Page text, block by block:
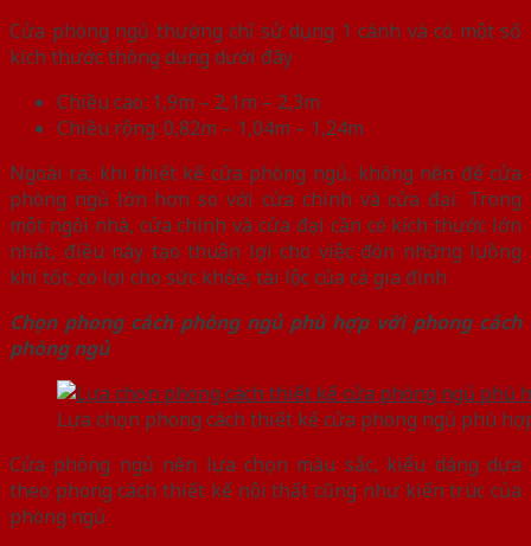
Cửa phòng ngủ thường chỉ sử dụng 1 cánh và có một số
kích thước thông dụng dưới đây
Chiều cao: 1,9m – 2,1m – 2,3m
Chiều rộng: 0,82m – 1,04m – 1,24m
Ngoài ra, khi thiết kế cửa phòng ngủ, không nên để cửa
phòng ngủ lớn hơn so với cửa chính và cửa đại. Trong
một ngôi nhà, cửa chính và cửa đại cần có kích thước lớn
nhất, điều này tạo thuận lợi cho việc đón những luồng
khí tốt, có lợi cho sức khỏe, tài lộc của cả gia đình
Chọn phong cách phòng ngủ phù hợp với phong cách
phòng ngủ
Lựa chọn phong cách thiết kế cửa phòng ngủ phù
Cửa phòng ngủ nên lựa chọn màu sắc, kiểu dáng dựa
theo phong cách thiết kế nội thất cũng như kiến trúc của
phòng ngủ